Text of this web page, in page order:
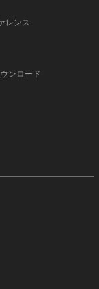
レンス
ンロード